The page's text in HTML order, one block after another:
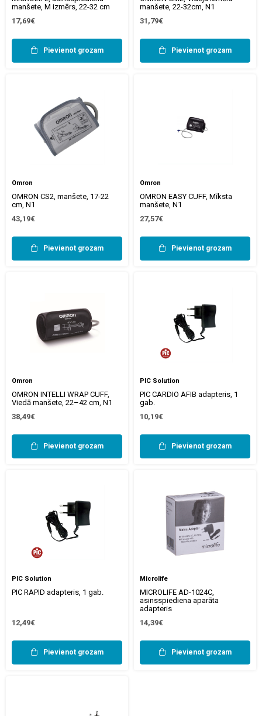
manšete, M izmērs, 22-32 cm
17,69€
Pievienot grozam
manšete, 22-32cm, N1
31,79€
Pievienot grozam
Omron
OMRON CS2, manšete, 17-22
cm, N1
43,19€
Pievienot grozam
Omron
OMRON EASY CUFF, Mīksta
manšete, N1
27,57€
Pievienot grozam
Omron
OMRON INTELLI WRAP CUFF,
Viedā manšete, 22–42 cm, N1
38,49€
Pievienot grozam
PIC Solution
PIC CARDIO AFIB adapteris, 1
gab.
10,19€
Pievienot grozam
PIC Solution
PIC RAPID adapteris, 1 gab.
12,49€
Pievienot grozam
Microlife
MICROLIFE AD-1024C,
asinsspiediena aparāta
adapteris
14,39€
Pievienot grozam